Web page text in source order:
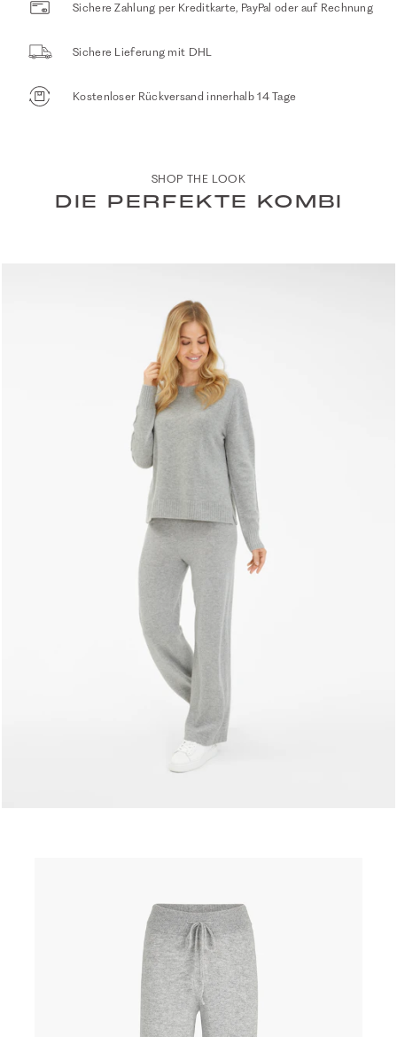
Sichere Zahlung per Kreditkarte, PayPal oder auf Rechnung
Sichere Lieferung mit DHL
Kostenloser Rückversand innerhalb 14 Tage
SHOP THE LOOK
DIE PERFEKTE KOMBI